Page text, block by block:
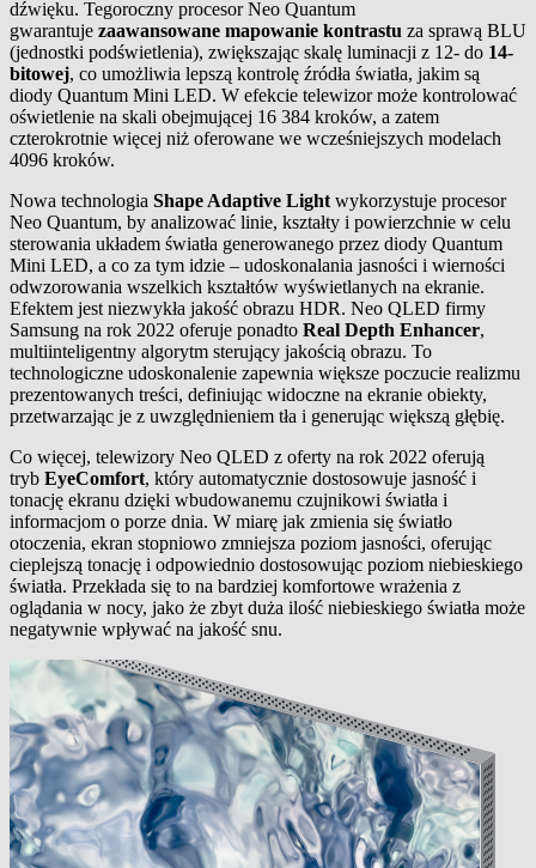
dźwięku. Tegoroczny procesor Neo Quantum
gwarantuje zaawansowane mapowanie kontrastu za sprawą BLU
(jednostki podświetlenia), zwiększając skalę luminacji z 12- do 14-
bitowej, co umożliwia lepszą kontrolę źródła światła, jakim są
diody Quantum Mini LED. W efekcie telewizor może kontrolować
oświetlenie na skali obejmującej 16 384 kroków, a zatem
czterokrotnie więcej niż oferowane we wcześniejszych modelach
4096 kroków.
Nowa technologia Shape Adaptive Light wykorzystuje procesor
Neo Quantum, by analizować linie, kształty i powierzchnie w celu
sterowania układem światła generowanego przez diody Quantum
Mini LED, a co za tym idzie – udoskonalania jasności i wierności
odwzorowania wszelkich kształtów wyświetlanych na ekranie.
Efektem jest niezwykła jakość obrazu HDR. Neo QLED firmy
Samsung na rok 2022 oferuje ponadto Real Depth Enhancer,
multiinteligentny algorytm sterujący jakością obrazu. To
technologiczne udoskonalenie zapewnia większe poczucie realizmu
prezentowanych treści, definiując widoczne na ekranie obiekty,
przetwarzając je z uwzględnieniem tła i generując większą głębię.
Co więcej, telewizory Neo QLED z oferty na rok 2022 oferują
tryb EyeComfort, który automatycznie dostosowuje jasność i
tonację ekranu dzięki wbudowanemu czujnikowi światła i
informacjom o porze dnia. W miarę jak zmienia się światło
otoczenia, ekran stopniowo zmniejsza poziom jasności, oferując
cieplejszą tonację i odpowiednio dostosowując poziom niebieskiego
światła. Przekłada się to na bardziej komfortowe wrażenia z
oglądania w nocy, jako że zbyt duża ilość niebieskiego światła może
negatywnie wpływać na jakość snu.